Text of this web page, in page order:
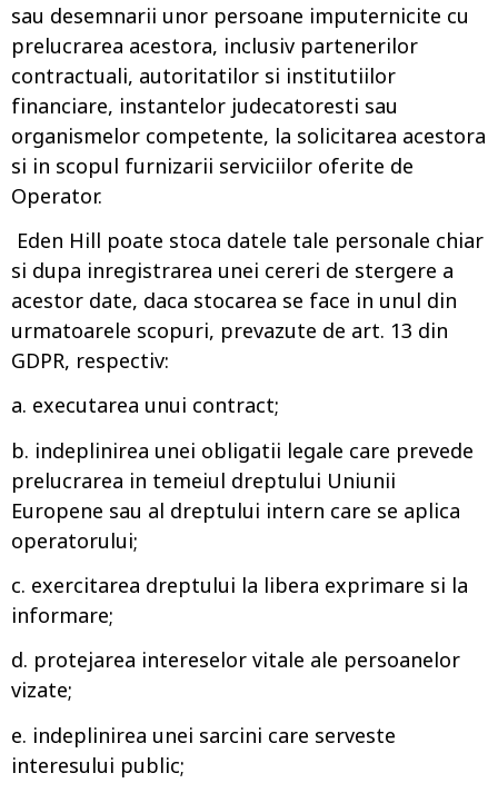
sau desemnarii unor persoane imputernicite cu
prelucrarea acestora, inclusiv partenerilor
contractuali, autoritatilor si institutiilor
financiare, instantelor judecatoresti sau
organismelor competente, la solicitarea acestora
si in scopul furnizarii serviciilor oferite de
Operator.
Eden Hill poate stoca datele tale personale chiar
si dupa inregistrarea unei cereri de stergere a
acestor date, daca stocarea se face in unul din
urmatoarele scopuri, prevazute de art. 13 din
GDPR, respectiv:
a. executarea unui contract;
b. indeplinirea unei obligatii legale care prevede
prelucrarea in temeiul dreptului Uniunii
Europene sau al dreptului intern care se aplica
operatorului;
c. exercitarea dreptului la libera exprimare si la
informare;
d. protejarea intereselor vitale ale persoanelor
vizate;
e. indeplinirea unei sarcini care serveste
interesului public;